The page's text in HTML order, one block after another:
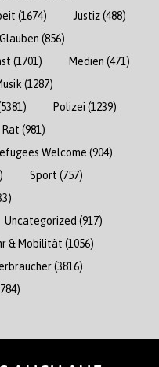
(1674) Justiz(488)
(856)
(1701) Medien (471)
(1287)
Polizei (1239)
Rat (981)
Welcome (904)
Sport (757)
Uncategorized (917)
& Mobilität (1056)
(3816)